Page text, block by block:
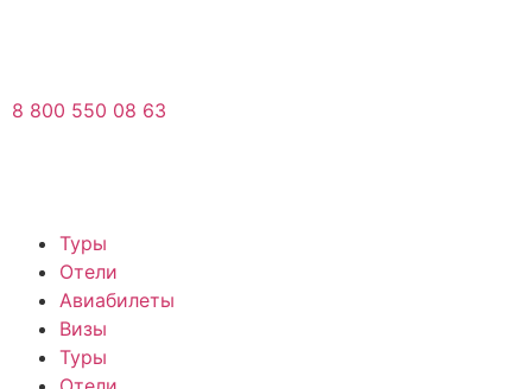
8 800 550 08 63
Туры
Отели
Авиабилеты
Визы
Туры